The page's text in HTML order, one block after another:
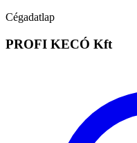
Cégadatlap
PROFI KECÓ Kft